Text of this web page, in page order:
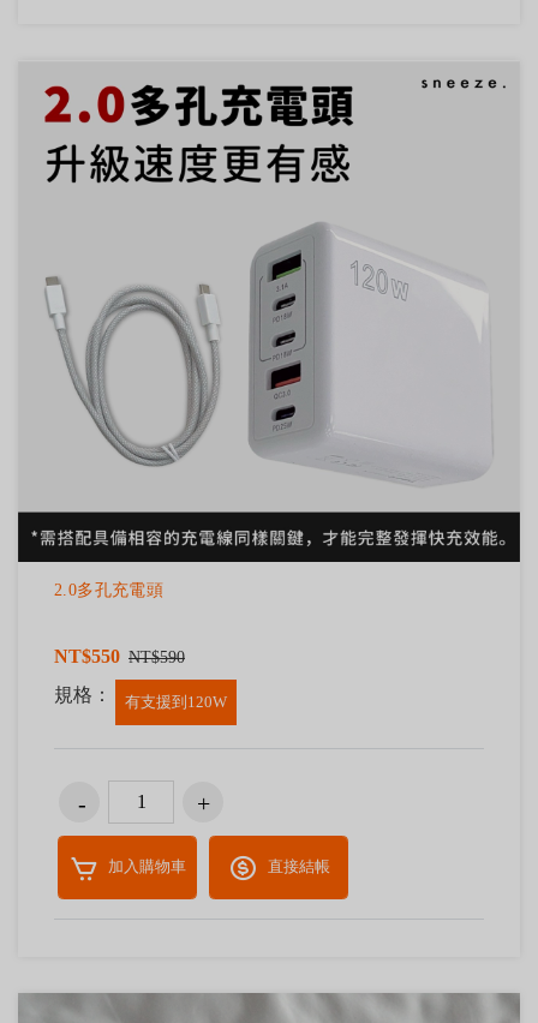
2.0多孔充電頭
NT$550 NT$590
規格： 有支援到120W
加入購物車 直接結帳